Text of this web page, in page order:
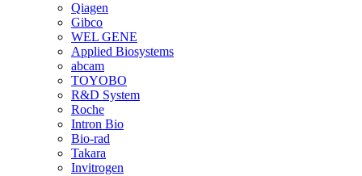
Qiagen
Gibco
WEL GENE
Applied Biosystems
abcam
TOYOBO
R&D System
Roche
Intron Bio
Bio-rad
Takara
Invitrogen